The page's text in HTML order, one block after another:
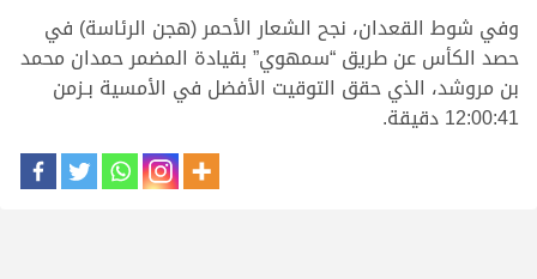
وفي شوط القعدان، نجح الشعار الأحمر (هجن الرئاسة) في
حصد الكأس عن طريق “سمهوي” بقيادة المضمر حمدان محمد
بن مروشد، الذي حقق التوقيت الأفضل في الأمسية بـزمن
12:00:41 دقيقة.